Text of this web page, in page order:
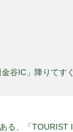
谷IC」降りてす
る、「TOURIST